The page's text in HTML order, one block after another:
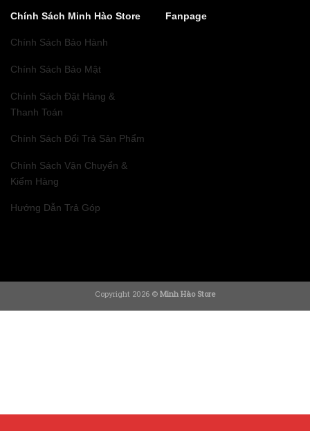
Chính Sách Minh Hào Store
Chính Sách Bảo Hành
Chính Sách Bảo Mật
Chính Sách Đặt Hàng &
Thanh Toán
Chính Sách Đổi Trả Sản Phẩm
Chính Sách Vận Chuyển &
Kiểm Hàng
Hướng Dẫn Trả Góp
Fanpage
Copyright 2026 © Minh Hào Store